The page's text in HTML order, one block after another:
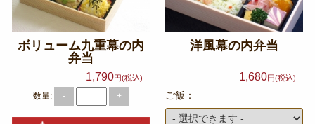
和食
高級海苔弁当
季節のお弁当
ボリューム九重幕の内
弁当
1,790円(税込)
数量: - +
洋風幕の内弁当
1,680円(税込)
ご飯：